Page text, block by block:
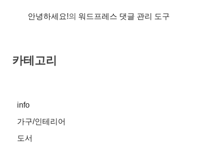
안녕하세요!의 워드프레스 댓글 관리 도구
카테고리
info
가구/인테리어
도서